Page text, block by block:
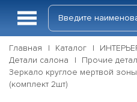
Главная Каталог
Детали салона
Прочие
Зеркало круглое мертвой
(комплект 2шт)